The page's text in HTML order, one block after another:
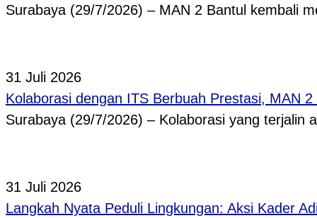
Surabaya (29/7/2026) – MAN 2 Bantul kembali
31 Juli 2026
Kolaborasi dengan ITS Berbuah Prestasi, MAN
Surabaya (29/7/2026) – Kolaborasi yang terjalin
31 Juli 2026
Langkah Nyata Peduli Lingkungan: Aksi Kader